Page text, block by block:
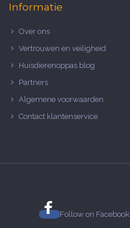
Informatie
Over ons
Vertrouwen en veiligheid
Huisdierenoppas blog
Partners
Algemene voorwaarden
Contact klantenservice
Follow on Facebook